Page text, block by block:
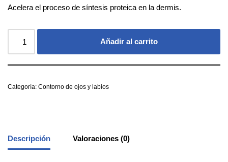
Acelera el proceso de síntesis proteica en la dermis.
Añadir al carrito
Categoría: Contorno de ojos y labios
Descripción Valoraciones (0)